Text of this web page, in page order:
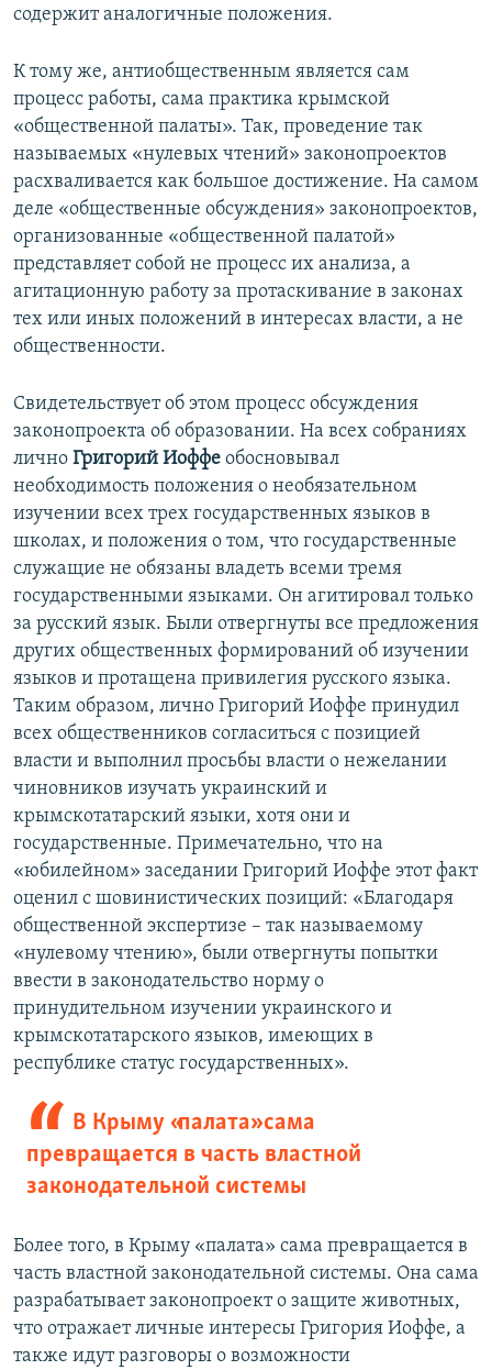
содержит аналогичные положения.
К тому же, антиобщественным является сам
процесс работы, сама практика крымской
«общественной палаты». Так, проведение так
называемых «нулевых чтений» законопроектов
расхваливается как большое достижение. На самом
деле «общественные обсуждения» законопроектов,
организованные «общественной палатой»
представляет собой не процесс их анализа, а
агитационную работу за протаскивание в законах
тех или иных положений в интересах власти, а не
общественности.
Свидетельствует об этом процесс обсуждения
законопроекта об образовании. На всех собраниях
лично Григорий Иоффе обосновывал
необходимость положения о необязательном
изучении всех трех государственных языков в
школах, и положения о том, что государственные
служащие не обязаны владеть всеми тремя
государственными языками. Он агитировал только
за русский язык. Были отвергнуты все предложения
других общественных формирований об изучении
языков и протащена привилегия русского языка.
Таким образом, лично Григорий Иоффе принудил
всех общественников согласиться с позицией
власти и выполнил просьбы власти о нежелании
чиновников изучать украинский и
крымскотатарский языки, хотя они и
государственные. Примечательно, что на
«юбилейном» заседании Григорий Иоффе этот факт
оценил с шовинистических позиций: «Благодаря
общественной экспертизе – так называемому
«нулевому чтению», были отвергнуты попытки
ввести в законодательство норму о
принудительном изучении украинского и
крымскотатарского языков, имеющих в
республике статус государственных».
В Крыму «палата» сама
превращается в часть властной
законодательной системы
Более того, в Крыму «палата» сама превращается в
часть властной законодательной системы. Она сама
разрабатывает законопроект о защите животных,
что отражает личные интересы Григория Иоффе, а
также идут разговоры о возможности